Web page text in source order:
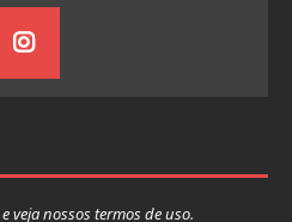
e veja nossos termos de uso.